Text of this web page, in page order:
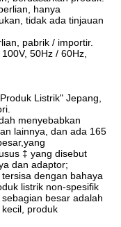
hanya
tidak ada tinjauan
pabrik / importir.
50Hz / 60Hz,
Listrik" Jepang,
menyebabkan
lainnya, dan ada 165
‡ yang disebut
dan adaptor;
dengan bahaya
listrik non-spesifik
besar adalah
produk